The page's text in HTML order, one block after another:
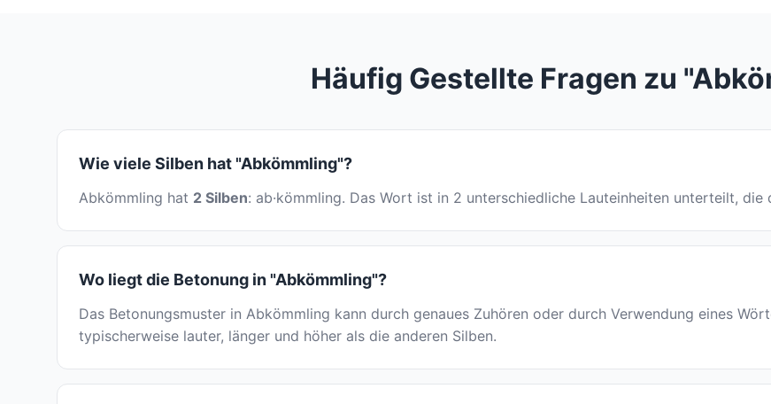
Häufig Gestellte Fragen zu
Wie viele Silben hat "Abkömmling"?
Abkömmling hat 2 Silben: ab·kömmling. Das Wort ist in 2 unterschiedliche Lauteinheiten unterteilt,
Wo liegt die Betonung in "Abkömmling"?
Das Betonungsmuster in Abkömmling kann durch genaues Zuhören oder durch Verwendung eines
typischerweise lauter, länger und höher als die anderen Silben.